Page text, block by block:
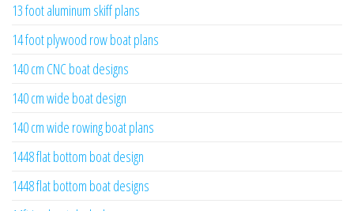
13 foot aluminum skiff plans
14 foot plywood row boat plans
140 cm CNC boat designs
140 cm wide boat design
140 cm wide rowing boat plans
1448 flat bottom boat design
1448 flat bottom boat designs